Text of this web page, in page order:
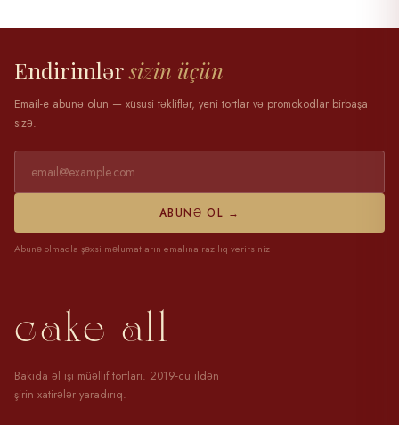
Endirimlərsizin üçün
Email-e abunə olun — xüsusi təkliflər, yeni tortlar və promokodlar birbaşa
sizə.
ABUNƏ OL →
Abunə olmaqla şəxsi məlumatların emalına razılıq verirsiniz
cake all
Bakıda əl işi müəllif tortları. 2019-cu ildən
şirin xatirələr yaradırıq.